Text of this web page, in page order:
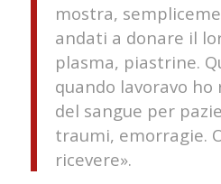
mostra,
andati a donare il
plasma, piastrine.
quando lavoravo
del sangue per
traumi, emorragie.
ricevere».